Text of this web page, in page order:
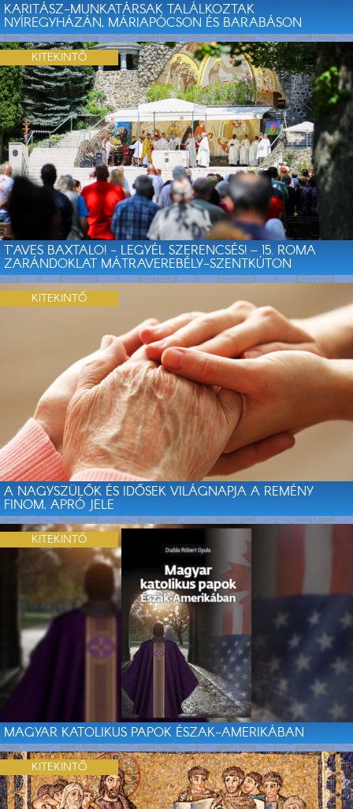
KARITÁSZ-MUNKATÁRSAK TALÁLKOZTAK
NYÍREGYHÁZÁN, MÁRIAPÓCSON ÉS BARABÁSON
T’AVES BAXTALO! - LEGYÉL SZERENCSÉS! – 15. ROMA
ZARÁNDOKLAT MÁTRAVEREBÉLY-SZENTKÚTON
KITEKINTŐ
A NAGYSZÜLŐK ÉS IDŐSEK VILÁGNAPJA A REMÉNY
FINOM, APRÓ JELE
KITEKINTŐ
MAGYAR KATOLIKUS PAPOK ÉSZAK-AMERIKÁBAN
KITEKINTŐ
KITEKINTŐ